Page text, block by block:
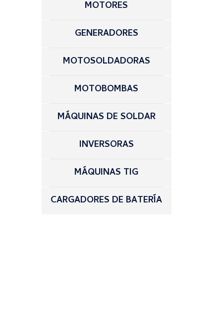
MOTORES
GENERADORES
MOTOSOLDADORAS
MOTOBOMBAS
MÁQUINAS DE SOLDAR
INVERSORAS
MÁQUINAS TIG
CARGADORES DE BATERÍA